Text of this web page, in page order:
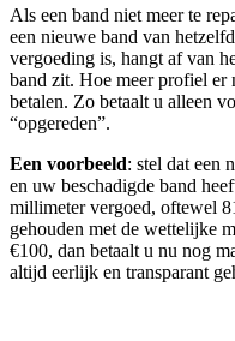
Als een band niet meer te
een nieuwe band van
vergoeding is, hangt af van
band zit. Hoe meer profiel er
betalen. Zo betaalt u alleen
“opgereden”.
Een voorbeeld: stel dat een
en uw beschadigde band
millimeter vergoed, oftewel
gehouden met de wettelijke
€100, dan betaalt u nu nog
altijd eerlijk en transparant